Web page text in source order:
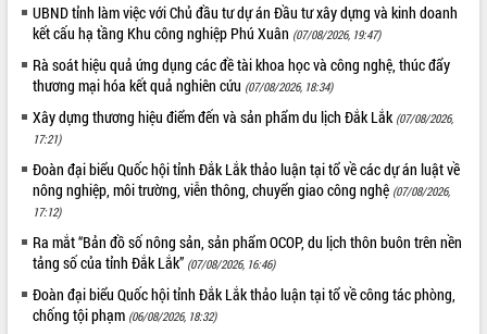
UBND tỉnh làm việc với Chủ đầu tư dự án Đầu tư xây dựng và kinh doanh
kết cấu hạ tầng Khu công nghiệp Phú Xuân (07/08/2026, 19:47)
Rà soát hiệu quả ứng dụng các đề tài khoa học và công nghệ, thúc đẩy
thương mại hóa kết quả nghiên cứu (07/08/2026, 18:34)
Xây dựng thương hiệu điểm đến và sản phẩm du lịch Đắk Lắk (07/08/2026,
17:21)
Đoàn đại biểu Quốc hội tỉnh Đắk Lắk thảo luận tại tổ về các dự án luật về
nông nghiệp, môi trường, viễn thông, chuyển giao công nghệ (07/08/2026,
17:12)
Ra mắt “Bản đồ số nông sản, sản phẩm OCOP, du lịch thôn buôn trên nền
tảng số của tỉnh Đắk Lắk” (07/08/2026, 16:46)
Đoàn đại biểu Quốc hội tỉnh Đắk Lắk thảo luận tại tổ về công tác phòng,
chống tội phạm (06/08/2026, 18:32)